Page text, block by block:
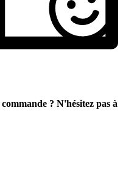
? N'hésitez pas à